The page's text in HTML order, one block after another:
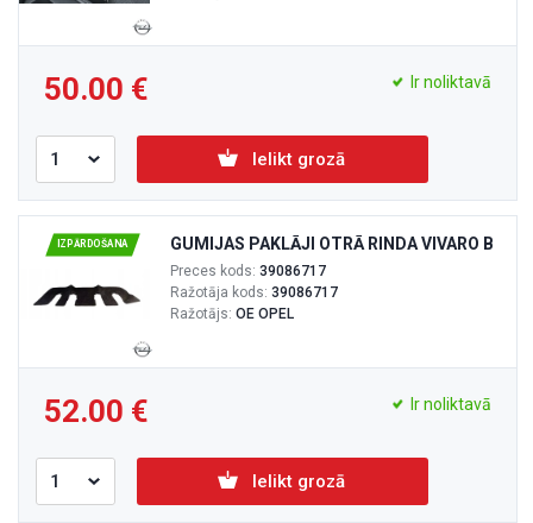
50.00 Ir noliktavā
Ielikt grozā
IZPĀRDOŠANA GUMIJAS PAKLĀJI OTRĀ RINDA VIVARO B
Preces kods: 39086717
Ražotāja kods: 39086717
Ražotājs: OE OPEL
52.00 Ir noliktavā
Ielikt grozā